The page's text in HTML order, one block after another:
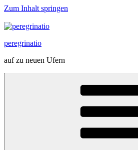
Zum Inhalt springen
peregrinatio
auf zu neuen Ufern